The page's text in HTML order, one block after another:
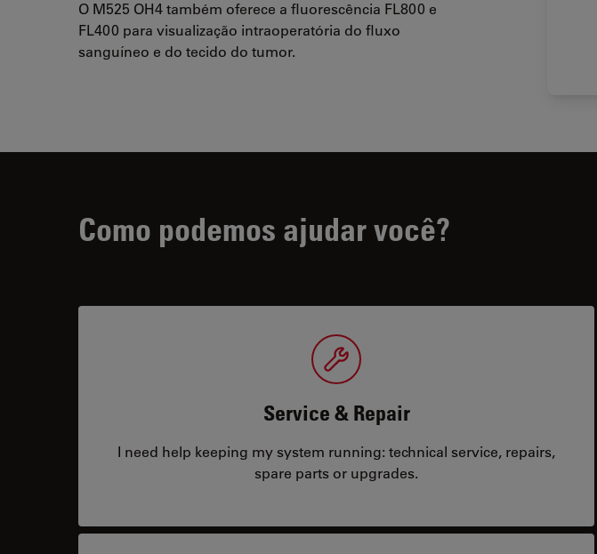
O M525 OH4 também oferece a fluorescência FL800 e
FL400 para visualização intraoperatória do fluxo
sanguíneo e do tecido do tumor.
Como podemos ajudar você?
Service & Repair
I need help keeping my system running: technical service, repairs,
spare parts or upgrades.